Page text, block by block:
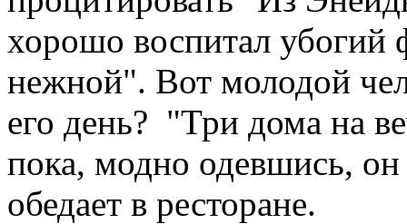
хорошо воспитал убогий
нежной". Вот молодой
его день? "Три дома на
пока, модно одевшись, он
обедает в ресторане.